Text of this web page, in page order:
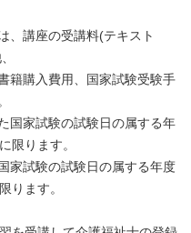
、講座の受講料(テキスト
籍購入費用、国家試験受験手
国家試験の試験日の属する年
限ります。
家試験の試験日の属する年度
ります。